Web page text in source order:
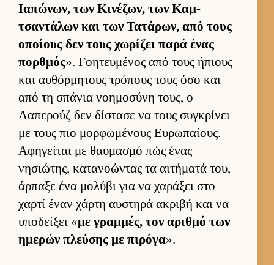
Ια­πώνων, των Κινέζων, των Καμ­
τσαντάλων και των Τατάρων, από τους
οποί­ους δεν τους χωρίζει παρά ένας
πορ­θμός». Γοη­τευ­μένος από τους ήπιους
και αυ­θόρ­μητους τρόπους τους όσο και
από τη σπάνια νοη­μοσύνη τους, ο
Λαπερούζ δεν δίστασε να τους συγκρίνει
με τους πιο μορ­φωμένους Ευ­ρωπαί­ους.
Αφηγεί­ται με θαυ­μασμό πώς ένας
νησιώτης, κατανοώντας τα αι­τήματά του,
άρ­παξε ένα μολύβι για να χαράξει στο
χαρτί έναν χάρτη αυ­στηρά ακριβή και να
υποδεί­ξει «με γραμ­μές, τον αριθμό των
ημερών πλεύ­σης με πιρόγα».